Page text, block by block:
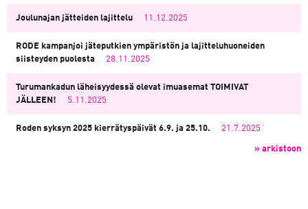
Joulunajan jätteiden lajittelu 11.12.2025
RODE kampanjoi jäteputkien ympäristön ja lajitteluhuoneiden
siisteyden puolesta
28.11.2025
Turumankadun läheisyydessä olevat imuasemat TOIMIVAT
JÄLLEEN!
5.11.2025
Roden syksyn 2025 kierrätyspäivät 6.9. ja 25.10. 21.7.2025
» arkistoon